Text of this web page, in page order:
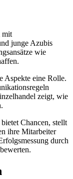
mit
junge Azubis
wie
Aspekte eine Rolle.
zeigt, wie
Chancen, stellt
ihre Mitarbeiter
durch